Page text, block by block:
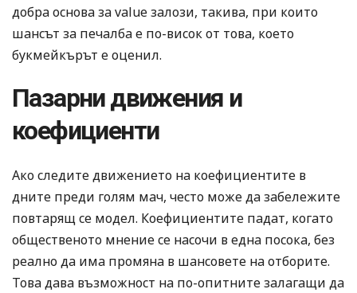
добра основа за value залози, такива, при които
шансът за печалба е по-висок от това, което
букмейкърът е оценил.
Пазарни движения и
коефициенти
Ако следите движението на коефициентите в
дните преди голям мач, често може да забележите
повтарящ се модел. Коефициентите падат, когато
общественото мнение се насочи в една посока, без
реално да има промяна в шансовете на отборите.
Това дава възможност на по-опитните залагащи да